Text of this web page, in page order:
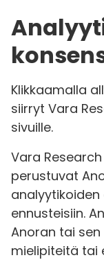
Klikkaamalla
siirryt Vara
sivuille.
Vara
perustuvat
analyytikoiden
ennusteisiin.
Anoran tai
mielipiteitä tai